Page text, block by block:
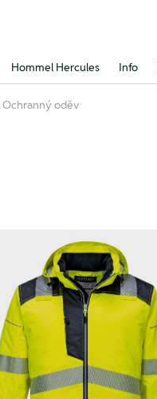
Hommel Hercules Info
Ochranný oděv